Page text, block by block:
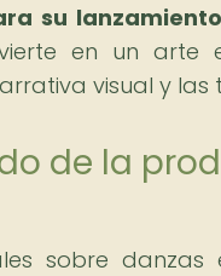
su
en un arte
visual y las
de la
sobre